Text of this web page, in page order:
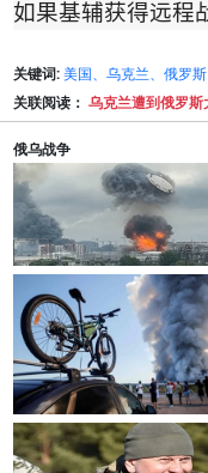
如果基辅获得远程
关键词: 美国、乌克兰、俄罗
关联阅读： 乌克兰遭到俄罗
俄乌战争